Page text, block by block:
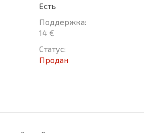
Есть
Поддержка:
14 €
Статус:
Продан